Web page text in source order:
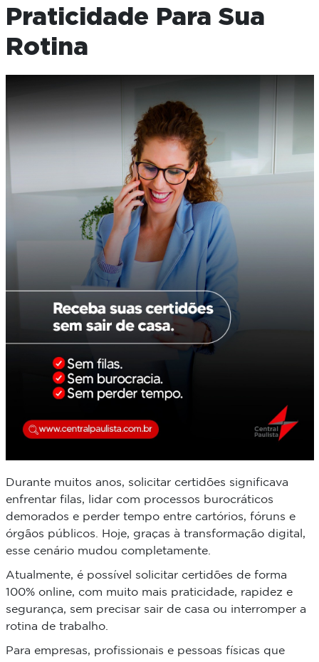
Praticidade Para Sua
Rotina
Durante muitos anos, solicitar certidões significava
enfrentar filas, lidar com processos burocráticos
demorados e perder tempo entre cartórios, fóruns e
órgãos públicos. Hoje, graças à transformação digital,
esse cenário mudou completamente.
Atualmente, é possível solicitar certidões de forma
100% online, com muito mais praticidade, rapidez e
segurança, sem precisar sair de casa ou interromper a
rotina de trabalho.
Para empresas, profissionais e pessoas físicas que